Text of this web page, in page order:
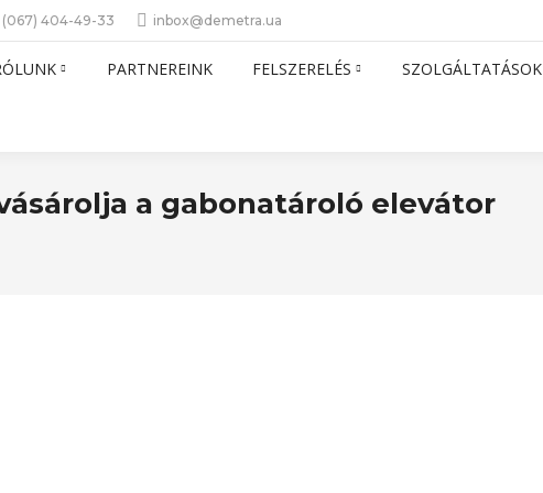
(067) 404-49-33 inbox@demetra.ua
PARTNEREINK FELSZERELÉS SZOLGÁLTATÁSOK
a gabonatároló elevátor